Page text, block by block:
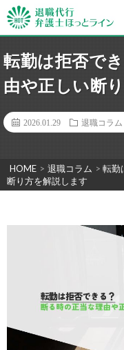
転勤は拒否で
由や正しい断
2026.01.29 退職コラム
HOME > 退職コラム > 転勤
断り方を解説します